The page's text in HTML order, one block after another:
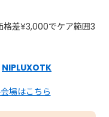
格差¥3,000でケア範囲3
NIPLUXOTK
場はこちら